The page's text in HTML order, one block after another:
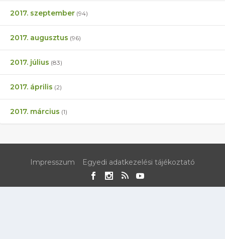
2017. szeptember (94)
2017. augusztus (96)
2017. július (83)
2017. április (2)
2017. március (1)
Impresszum Egyedi adatkezelési tájékoztató